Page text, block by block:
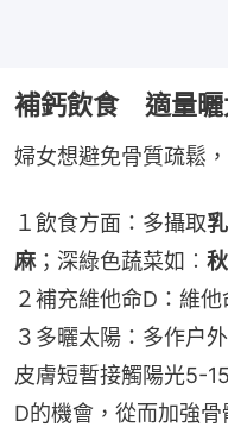
補鈣飲食 適量曬
婦女想避免骨質疏鬆
１飲食方面：多攝取
麻；深綠色蔬菜如︰
２補充維他命D：維
３多曬太陽：多作户
皮膚短暫接觸陽光5-
D的機會，從而加強骨